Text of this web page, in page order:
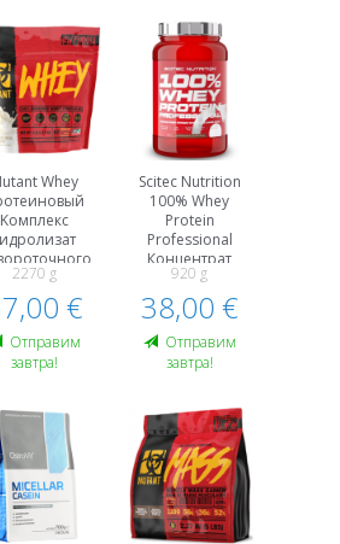
Whey
Kомплекс
Белка , WPH
2270 g
€
Oтправим
завтра!
Scitec Nutrition
100% Whey
Protein
Professional
Концентрат
Сывороточного
Белка, WPC
Протеины
920 g
38,00 €
Oтправим
завтра!